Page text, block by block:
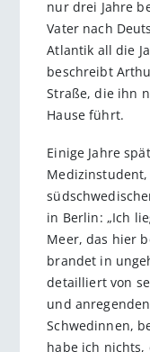
nur drei Jahre
Vater nach
Atlantik all die
beschreibt
Straße, die ihn
Hause führt.
Einige Jahre
in Berlin: „Ich
Meer, das hier
brandet in
detailliert von
und
Schwedinnen,
habe ich